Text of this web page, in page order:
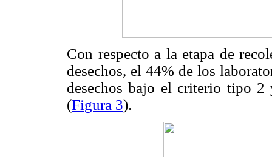
Con respecto a la etapa de
desechos, el 44% de los
desechos bajo el criterio tipo
(Figura 3).